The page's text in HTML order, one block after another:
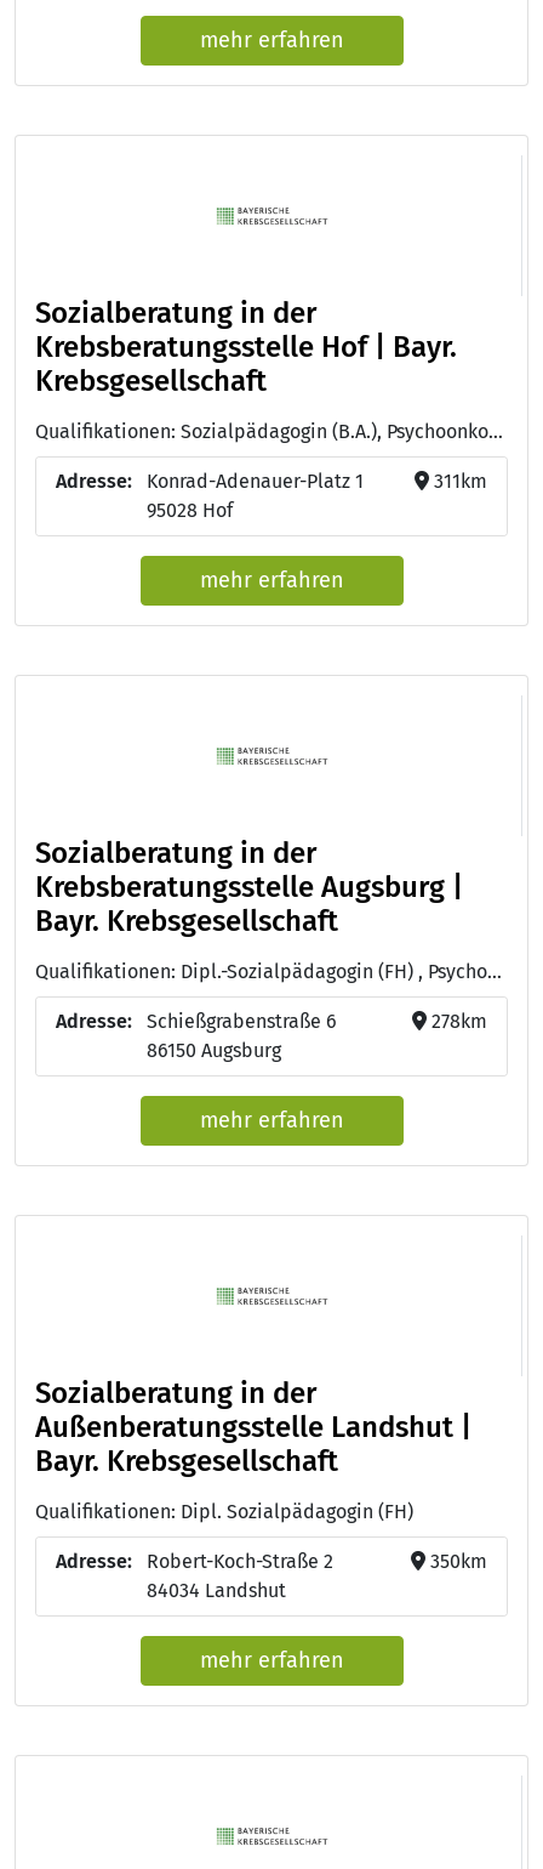
mehr erfahren
Sozialberatung in der
Krebsberatungsstelle Hof | Bayr.
Krebsgesellschaft
Qualifikationen: Sozialpädagogin (B.A.), Psychoonkologin (DKG)
Adresse:
Konrad-Adenauer-Platz 1
95028 Hof
311km
mehr erfahren
Sozialberatung in der
Krebsberatungsstelle Augsburg |
Bayr. Krebsgesellschaft
Qualifikationen: Dipl.-Sozialpädagogin (FH) , Psychoonkologin (DKG)
Adresse:
Schießgrabenstraße 6
86150 Augsburg
278km
mehr erfahren
Sozialberatung in der
Außenberatungsstelle Landshut |
Bayr. Krebsgesellschaft
Qualifikationen: Dipl. Sozialpädagogin (FH)
Adresse:
Robert-Koch-Straße 2
84034 Landshut
350km
mehr erfahren